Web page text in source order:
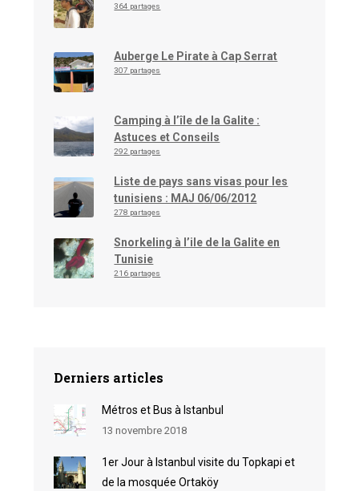
364 partages
Auberge Le Pirate à Cap Serrat
307 partages
Camping à l’île de la Galite :
Astuces et Conseils
292 partages
Liste de pays sans visas pour les
tunisiens : MAJ 06/06/2012
278 partages
Snorkeling à l’ile de la Galite en
Tunisie
216 partages
Derniers articles
Métros et Bus à Istanbul
13 novembre 2018
1er Jour à Istanbul visite du Topkapi et
de la mosquée Ortaköy